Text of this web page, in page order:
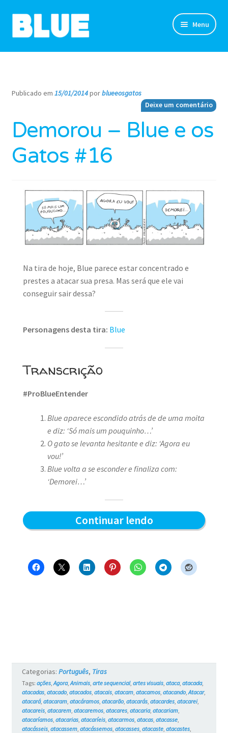
Pular
para
Pular
para
Menu
TIRINHAS
SOBRE
CLUBE DO BLUE
CONTATO
MINHA CONTA
CARRINHO
Search
for:
Publicado em 15/01/2014porblueeosgatos
Deixe um comentário
Demorou – Blue e os
Gatos #16
Na tira de hoje, Blue parece estar concentrado e
prestes a atacar sua presa. Mas será que ele vai
conseguir sair dessa?
Personagens desta tira: Blue
Transcrição
#ProBlueEntender
Blue aparece escondido atrás de de uma moita
e diz: ‘Só mais um pouquinho…’
O gato se levanta hesitante e diz: ‘Agora eu
vou!’
Blue volta a se esconder e finaliza com:
‘Demorei…’
Continuar lendoDemorou
e
Categorias: Português, Tiras
Tags: ações, Agora, Animais, arte sequencial, artes visuais, ataca, atacada,
atacadas, atacado, atacados, atacais, atacam, atacamos, atacando, Atacar,
atacará, atacaram, atacáramos, atacarão, atacarás, atacardes, atacarei,
atacareis, atacarem, atacaremos, atacares, atacaria, atacariam,
atacaríamos, atacarias, atacaríeis, atacarmos, atacas, atacasse,
atacásseis, atacassem, atacássemos, atacasses, atacaste, atacastes,